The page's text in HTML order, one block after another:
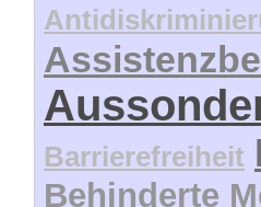
Barrierefreiheit
Behinderte